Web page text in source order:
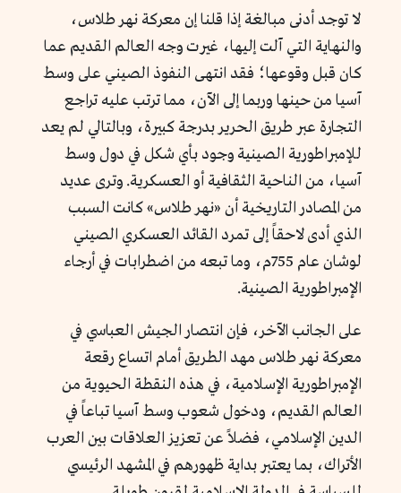
لا توجد أدنى مبالغة إذا قلنا إن معركة نهر طلاس،
والنهاية التي آلت إليها، غيرت وجه العالم القديم عما
كان قبل وقوعها؛ فقد انتهى النفوذ الصيني على وسط
آسيا من حينها وربما إلى الآن، مما ترتب عليه تراجع
التجارة عبر طريق الحرير بدرجة كبيرة، وبالتالي لم يعد
للإمبراطورية الصينية وجود بأي شكل في دول وسط
آسيا، من الناحية الثقافية أو العسكرية. وترى عديد
من المصادر التاريخية أن «نهر طلاس» كانت السبب
الذي أدى لاحقاً إلى تمرد القائد العسكري الصيني
لوشان عام 755م، وما تبعه من اضطرابات في أرجاء
الإمبراطورية الصينية.
على الجانب الآخر، فإن انتصار الجيش العباسي في
معركة نهر طلاس مهد الطريق أمام اتساع رقعة
الإمبراطورية الإسلامية، في هذه النقطة الحيوية من
العالم القديم، ودخول شعوب وسط آسيا تباعاً في
الدين الإسلامي، فضلاً عن تعزيز العلاقات بين العرب
الأتراك، بما يعتبر بداية ظهورهم في المشهد الرئيسي